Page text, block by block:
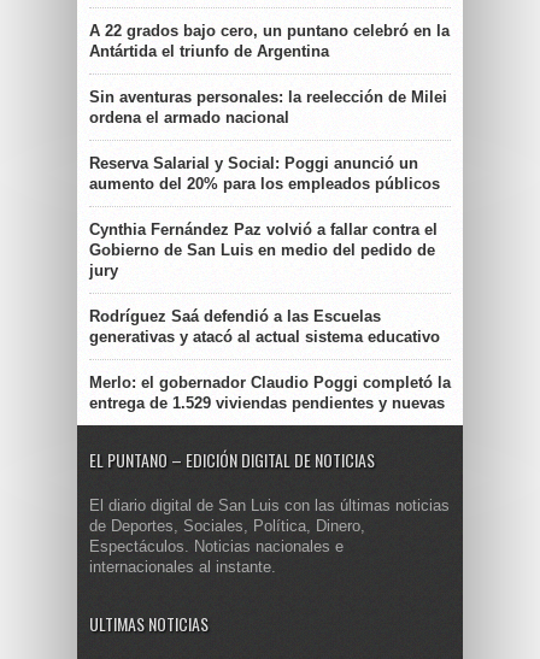
A 22 grados bajo cero, un puntano celebró en la
Antártida el triunfo de Argentina
Sin aventuras personales: la reelección de Milei
ordena el armado nacional
Reserva Salarial y Social: Poggi anunció un
aumento del 20% para los empleados públicos
Cynthia Fernández Paz volvió a fallar contra el
Gobierno de San Luis en medio del pedido de
jury
Rodríguez Saá defendió a las Escuelas
generativas y atacó al actual sistema educativo
Merlo: el gobernador Claudio Poggi completó la
entrega de 1.529 viviendas pendientes y nuevas
EL PUNTANO – EDICIÓN DIGITAL DE NOTICIAS
El diario digital de San Luis con las últimas noticias
de Deportes, Sociales, Política, Dinero,
Espectáculos. Noticias nacionales e
internacionales al instante.
ULTIMAS NOTICIAS